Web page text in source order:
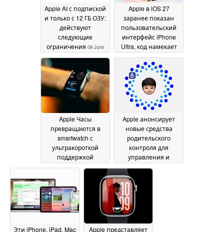
Apple AI с подпиской
и только с 12 ГБ ОЗУ:
действуют
следующие
ограничения 09 June
2026
Apple в iOS 27
заранее показан
пользовательский
интерфейс iPhone
Ultra, код намекает
на возможность
складывания09 June
Apple Часы
превращаются в
smartwatch с
ультракороткой
поддержкой
обновлений без
09
June 2026
Apple анонсирует
новые средства
родительского
контроля для
управления и
мониторинга
использования
детьми приложений,
развлечений и
социальных сетей
Эти iPhone, iPad, Mac
Apple представляет